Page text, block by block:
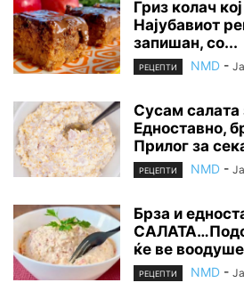
Гриз колач
Најубавиот
запишан, со...
РЕЦЕПТИ NMD -
Сусам салата
Едноставно,
Прилог за
РЕЦЕПТИ NMD -
Брза и
ќе ве
РЕЦЕПТИ NMD -